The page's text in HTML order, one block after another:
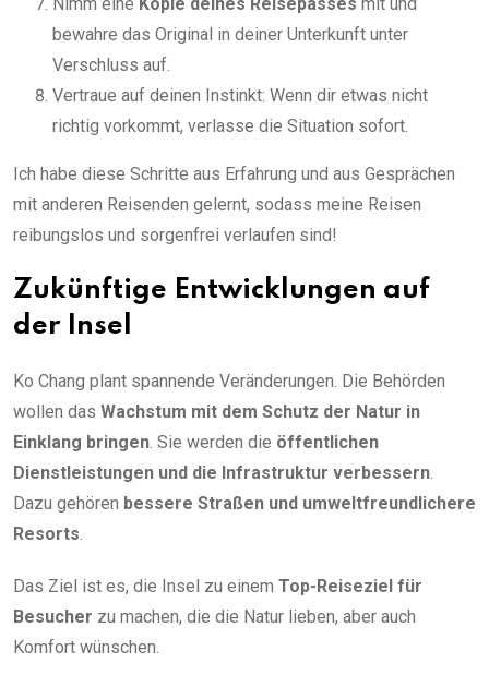
bewahre das Original in deiner Unterkunft unter
Verschluss auf.
Vertraue auf deinen Instinkt: Wenn dir etwas nicht
richtig vorkommt, verlasse die Situation sofort.
Ich habe diese Schritte aus Erfahrung und aus Gesprächen
mit anderen Reisenden gelernt, sodass meine Reisen
reibungslos und sorgenfrei verlaufen sind!
Zukünftige Entwicklungen auf
der Insel
Ko Chang plant spannende Veränderungen. Die Behörden
wollen das Wachstum mit dem Schutz der Natur in
Einklang bringen . Sie werden die öffentlichen
Dienstleistungen und die Infrastruktur verbessern
Dazu gehören bessere Straßen und umweltfreundlichere
Resorts
Das Ziel ist es, die Insel zu einem Top-Reiseziel für
Besucher zu machen, die die Natur lieben, aber auch
Komfort wünschen.